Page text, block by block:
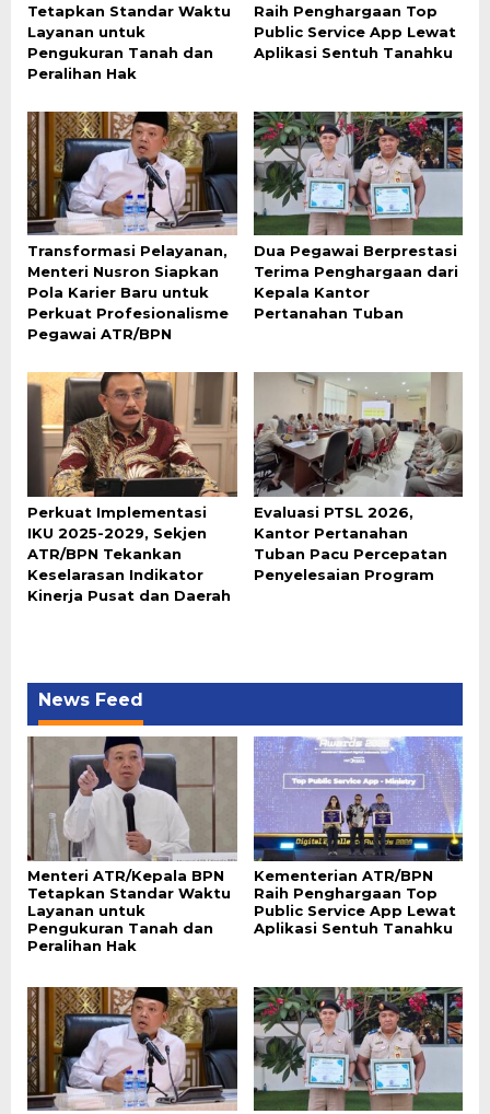
Tetapkan Standar Waktu
Layanan untuk
Pengukuran Tanah dan
Peralihan Hak
Raih Penghargaan Top
Public Service App Lewat
Aplikasi Sentuh Tanahku
Transformasi Pelayanan,
Menteri Nusron Siapkan
Pola Karier Baru untuk
Perkuat Profesionalisme
Pegawai ATR/BPN
Dua Pegawai Berprestasi
Terima Penghargaan dari
Kepala Kantor
Pertanahan Tuban
Perkuat Implementasi
IKU 2025-2029, Sekjen
ATR/BPN Tekankan
Keselarasan Indikator
Kinerja Pusat dan Daerah
Evaluasi PTSL 2026,
Kantor Pertanahan
Tuban Pacu Percepatan
Penyelesaian Program
News Feed
Menteri ATR/Kepala BPN
Tetapkan Standar Waktu
Layanan untuk
Pengukuran Tanah dan
Peralihan Hak
Kementerian ATR/BPN
Raih Penghargaan Top
Public Service App Lewat
Aplikasi Sentuh Tanahku